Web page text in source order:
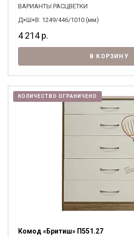
ВАРИАНТЫ РАСЦВЕТКИ
Д×Ш×В: 1249/446/1010 (мм)
4 214р.
В КОРЗИНУ
КОЛИЧЕСТВО ОГРАНИЧЕНО
Комод «Бритиш» П551.27